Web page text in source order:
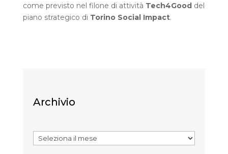
come previsto nel filone di attività Tech4Good del
piano strategico di Torino Social Impact.
Archivio
Archivi